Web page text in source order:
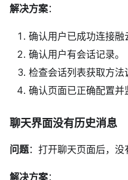
解决方案：
确认用户已成功连接融
确认用户有会话记录。
检查会话列表获取方法
确认页面已正确配置并
聊天界面没有历史消息
问题：打开聊天页面后，没
解决方案：